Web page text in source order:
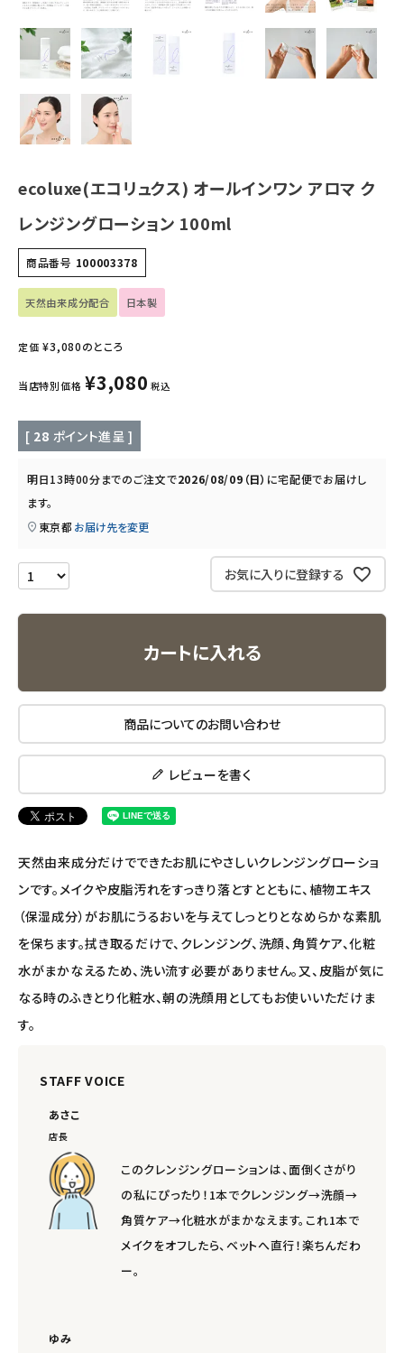
日用品雑貨
フェムケア
インナー・下着・ナイトウェア
キッチン用品
フード・ドリンク
ブランド
定期購入
ナチュラムーン
エコリュクス
ナチュラプラス
コラム・スタッフのおすすめ
アカウント情報
meeting_room ログイン person 会員登録
ecoluxe(エコリュクス) オールインワン アロマ ク
レンジングローション 100ml
商品番号 100003378
天然由来成分配合 日本製
定価 ¥3,080のところ
当店特別価格 ¥3,080 税込
[ 28 ポイント進呈 ]
明日13時00分までのご注文で2026/08/09（日） に宅配便でお届けし
ます。
東京都 お届け先を変更
お気に入りに登録する
カートに入れる
商品についてのお問い合わせ
レビューを書く
天然由来成分だけでできたお肌にやさしいクレンジングローショ
ンです。メイクや皮脂汚れをすっきり落とすとともに、植物エキス
（保湿成分）がお肌にうるおいを与えてしっとりとなめらかな素肌
を保ちます。拭き取るだけで、クレンジング、洗顔、角質ケア、化粧
水がまかなえるため、洗い流す必要がありません。又、皮脂が気に
なる時のふきとり化粧水、朝の洗顔用としてもお使いいただけま
す。
STAFF VOICE
あさこ
店長
このクレンジングローションは、面倒くさがり
の私にぴったり！1本でクレンジング→洗顔→
角質ケア→化粧水がまかなえます。これ1本で
メイクをオフしたら、ベットへ直行！楽ちんだわ
ー。
ゆみ